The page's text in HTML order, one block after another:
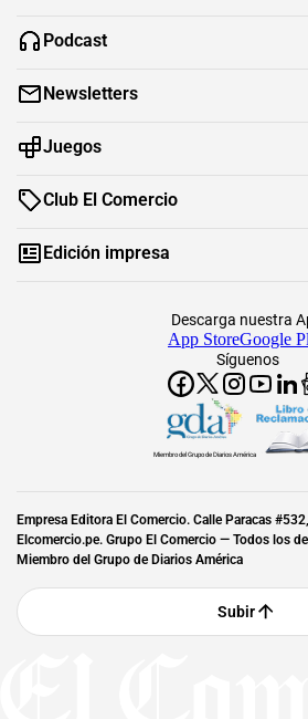
Podcast
Newsletters
Juegos
Club El Comercio
Edición impresa
Síguenos
Descarga nuestra
App StoreGoogle
Miembro del Grupo de Diarios América
Empresa Editora El Comercio. Calle Paracas
Elcomercio.pe. Grupo El Comercio — Todos los
Miembro del Grupo de Diarios América
Subir